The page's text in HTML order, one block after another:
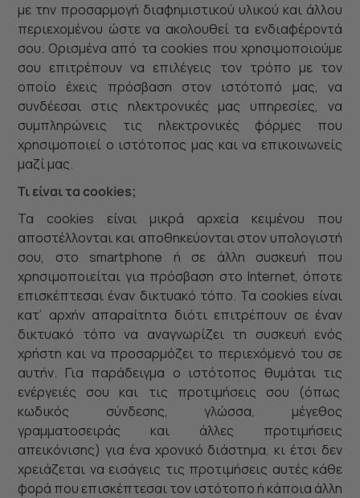
με την προσαρμογή διαφημιστικού υλικού και άλλου
περιεχομένου ώστε να ακολουθεί τα ενδιαφέροντά
σου. Ορισμένα από τα cookies που χρησιμοποιούμε
σου επιτρέπουν να επιλέγεις τον τρόπο με τον
οποίο έχεις πρόσβαση στον ιστότοπό μας, να
συνδέεσαι στις ηλεκτρονικές μας υπηρεσίες, να
συμπληρώνεις τις ηλεκτρονικές φόρμες που
χρησιμοποιεί ο ιστότοπος μας και να επικοινωνείς
μαζί μας.
Τι είναι τα cookies;
Τα cookies είναι μικρά αρχεία κειμένου που
αποστέλλονται και αποθηκεύονται στον υπολογιστή
σου, στο smartphone ή σε άλλη συσκευή που
χρησιμοποιείται για πρόσβαση στο Internet, όποτε
επισκέπτεσαι έναν δικτυακό τόπο. Τα cookies είναι
κατ’ αρχήν απαραίτητα διότι επιτρέπουν σε έναν
δικτυακό τόπο να αναγνωρίζει τη συσκευή ενός
χρήστη και να προσαρμόζει το περιεχόμενό του σε
αυτήν. Για παράδειγμα ο ιστότοπος θυμάται τις
ενέργειές σου και τις προτιμήσεις σου (όπως
κωδικός σύνδεσης, γλώσσα, μέγεθος
γραμματοσειράς και άλλες προτιμήσεις
απεικόνισης) για ένα χρονικό διάστημα, κι έτσι δεν
χρειάζεται να εισάγεις τις προτιμήσεις αυτές κάθε
φορά που επισκέπτεσαι τον ιστότοπο ή κάποια άλλη